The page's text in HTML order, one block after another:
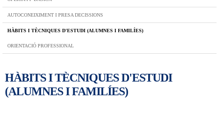
AUTOCONEIXIMENT I PRESA DECISSIONS
HÀBITS I TÈCNIQUES D'ESTUDI (ALUMNES I FAMILÍES)
ORIENTACIÓ PROFESSIONAL
HÀBITS I TÈCNIQUES D'ESTUDI
(ALUMNES I FAMILÍES)